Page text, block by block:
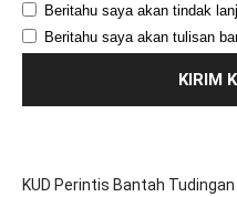
Beritahu saya akan tindak
Beritahu saya akan tulisan
KUD Perintis Bantah